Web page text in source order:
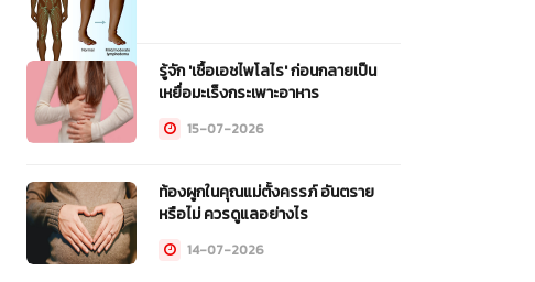
รู้จัก 'เชื้อเอชไพโลไร' ก่อนกลายเป็น
เหยื่อมะเร็งกระเพาะอาหาร
15-07-2026
ท้องผูกในคุณแม่ตั้งครรภ์ อันตราย
หรือไม่ ควรดูแลอย่างไร
14-07-2026